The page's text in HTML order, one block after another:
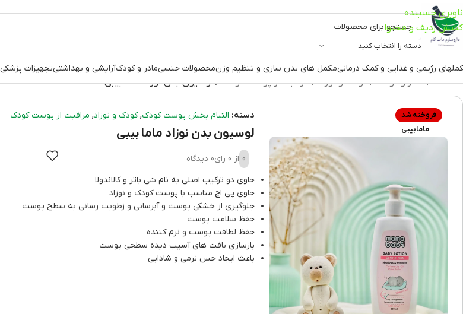
ناوبری چسبنده
کشش ردیف و محتوا
دسته را انتخاب کنید
رژیمی و غذایی و کمک درمانیمکمل های بدن سازی و تنظیم وزنمحصولات جنسیمادر و کودکآرایشی و بهداشتیتجهیزات پزشکی
خانه مادر و کودک کودک و نوزاد مراقبت از پوست کودک لوسیون بدن نوزاد ماما بیبی
فروخته شد
مامابیبی
دسته: التیام بخش پوست کودک, کودک و نوزاد, مراقبت از پوست کودک
لوسیون بدن نوزاد ماما بیبی
0 از 0 رای
0 دیدگاه
حاوی دو ترکیب اصلی به نام شی باتر و کالاندولا
حاوی پی اچ مناسب با پوست کودک و نوزاد
جلوگیری از خشکی پوست و آبرسانی و زطوبت رسانی به سطح پوست
حفظ سلامت پوست
حفظ لطافت پوست و نرم کننده
بازسازی بافت های آسیب دیده سطحی پوست
باعث ایجاد حس نرمی و شادابی